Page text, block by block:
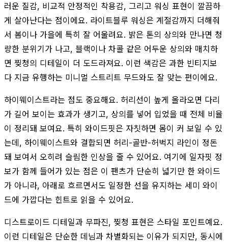
러운 질감, 비교적 안정적인 착용감, 그리고 워싱 표현이 깔끔하
게 살아난다는 점이에요. 라이트블루 워싱은 계절감까지 더해줘
서 봄이나 가을에 특히 잘 어울려요. 밝은 톤의 상의와 만나면 청
량한 분위기가 나고, 블랙이나 차콜 같은 어두운 상의와 매치하
면 찢청의 디테일이 더 도드라져요. 이런 색감은 과한 빈티지보
다 지금 유행하는 미니멀 스트리트 무드와도 잘 맞는 편이에요.
하이웨이스트라는 점도 중요해요. 허리선이 높게 올라오면 다리
가 길어 보이는 효과가 생기고, 상의를 넣어 입었을 때 전체 비율
이 정리돼 보여요. 특히 와이드핏은 자칫하면 몸이 커 보일 수 있
는데, 하이웨이스트와 결합되면 허리-골반-허벅지 라인이 정돈
돼 보여서 오히려 슬림한 인상을 줄 수 있어요. 여기에 일자핏 정
보가 함께 들어가 있는 점은 이 팬츠가 단순히 넓기만 한 와이드
가 아니라, 아래로 흐르면서도 일정한 선을 유지하는 세미 와이
드에 가깝다는 힌트로 읽을 수 있어요.
디스트로이드 디테일과 무파진, 찢청 표현은 스타일 포인트예요.
이런 디테일은 단순한 데님과 차별화되는 이유가 되지만, 동시에